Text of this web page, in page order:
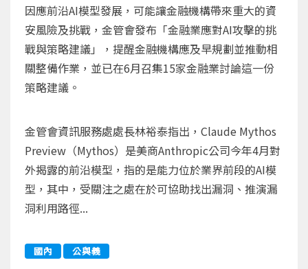
因應前沿AI模型發展，可能讓金融機構帶來重大的資
安風險及挑戰，金管會發布「金融業應對AI攻擊的挑
戰與策略建議」，提醒金融機構應及早規劃並推動相
關整備作業，並已在6月召集15家金融業討論這一份
策略建議。
金管會資訊服務處處長林裕泰指出，Claude Mythos
Preview（Mythos）是美商Anthropic公司今年4月對
外揭露的前沿模型，指的是能力位於業界前段的AI模
型，其中，受關注之處在於可協助找出漏洞、推演漏
洞利用路徑...
國內 公與義